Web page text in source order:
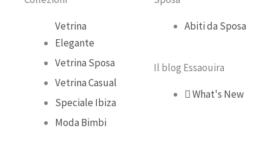
a
m
Vetrina
Elegante
Vetrina Sposa
Vetrina Casual
Speciale Ibiza
Moda Bimbi
Abiti da Sposa
Il blog Essaouira
What's New